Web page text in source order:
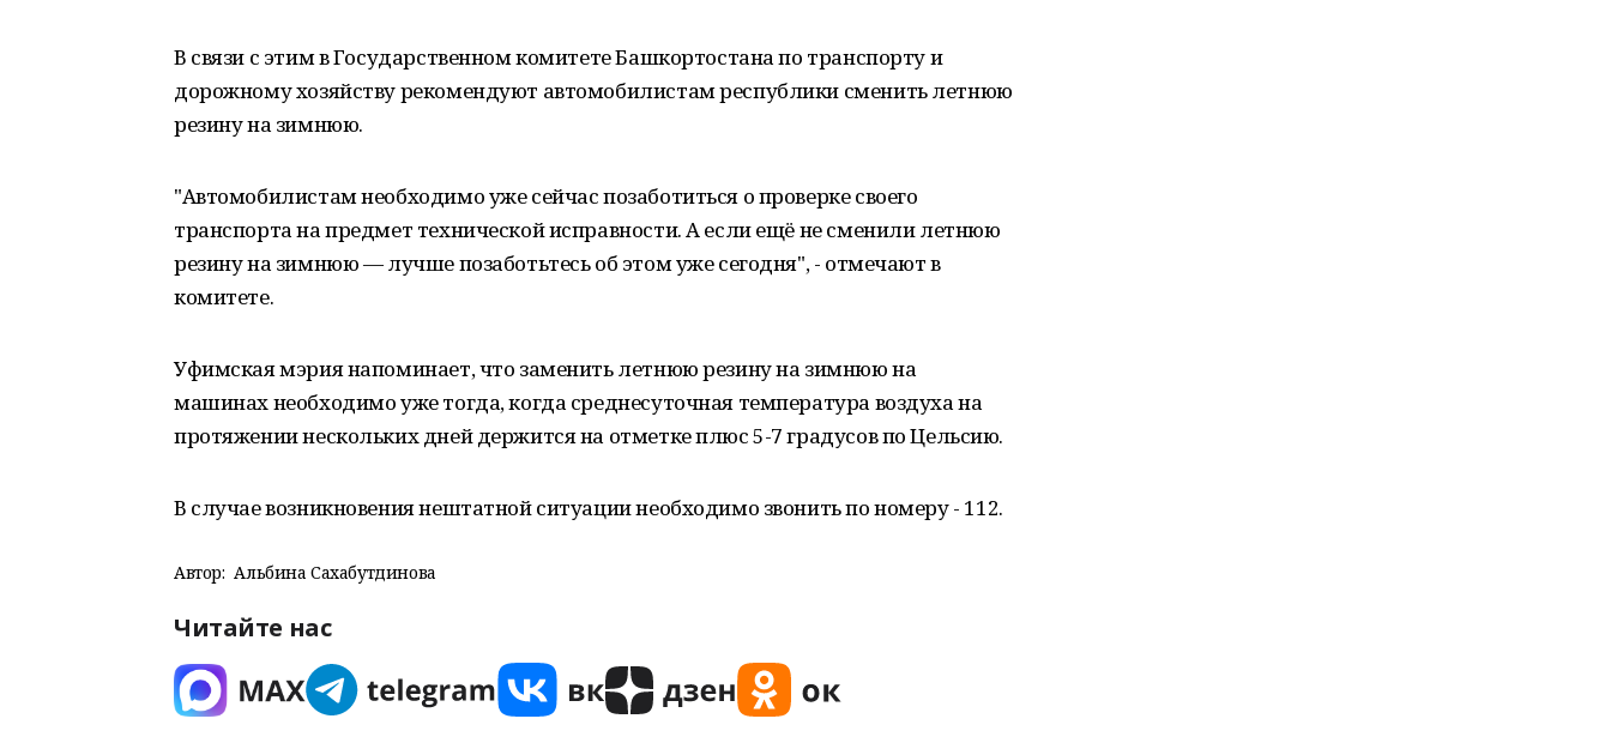
В связи с этим в Государственном комитете Башкортостана по транспорту и
дорожному хозяйству рекомендуют автомобилистам республики сменить летнюю
резину на зимнюю.
"Автомобилистам необходимо уже сейчас позаботиться о проверке своего
транспорта на предмет технической исправности. А если ещё не сменили летнюю
резину на зимнюю — лучше позаботьтесь об этом уже сегодня", - отмечают в
комитете.
Уфимская мэрия напоминает, что заменить летнюю резину на зимнюю на
машинах необходимо уже тогда, когда среднесуточная температура воздуха на
протяжении нескольких дней держится на отметке плюс 5-7 градусов по Цельсию.
В случае возникновения нештатной ситуации необходимо звонить по номеру - 112.
Автор: Альбина Сахабутдинова
Читайте нас